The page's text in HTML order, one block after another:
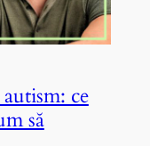
ce
să